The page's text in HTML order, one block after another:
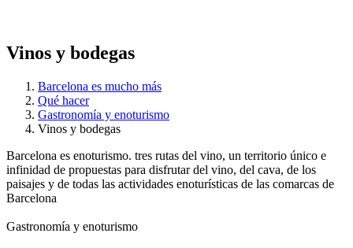
Vinos y bodegas
Barcelona es mucho más
Qué hacer
Gastronomía y enoturismo
Vinos y bodegas
Barcelona es enoturismo. tres rutas del vino, un territorio único e
infinidad de propuestas para disfrutar del vino, del cava, de los
paisajes y de todas las actividades enoturísticas de las comarcas de
Barcelona
Gastronomía y enoturismo